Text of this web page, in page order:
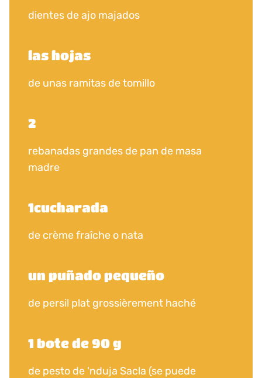
dientes de ajo majados
las hojas
de unas ramitas de tomillo
2
rebanadas grandes de pan de masa
madre
1cucharada
de crème fraîche o nata
un puñado pequeño
de persil plat grossièrement haché
1 bote de 90 g
de pesto de 'nduja Sacla (se puede